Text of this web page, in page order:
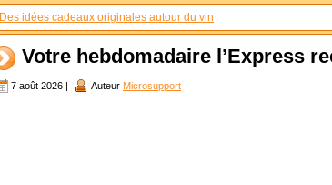
Des idées cadeaux originales autour du vin
Votre hebdomadaire l’Express
7 août 2026 | Auteur Microsupport